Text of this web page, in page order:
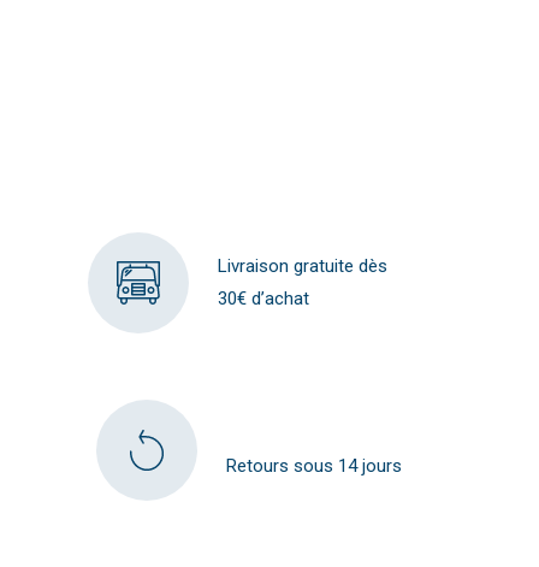
Livraison gratuite dès
30€ d’achat
Retours sous 14 jours